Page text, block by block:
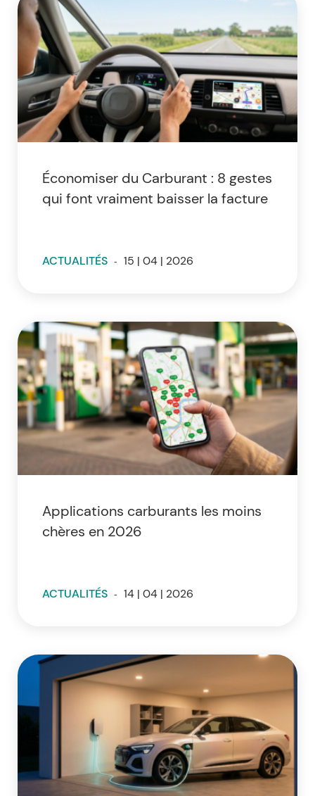
Économiser du Carburant : 8 gestes
qui font vraiment baisser la facture
ACTUALITÉS - 15 | 04 | 2026
Applications carburants les moins
chères en 2026
ACTUALITÉS - 14 | 04 | 2026